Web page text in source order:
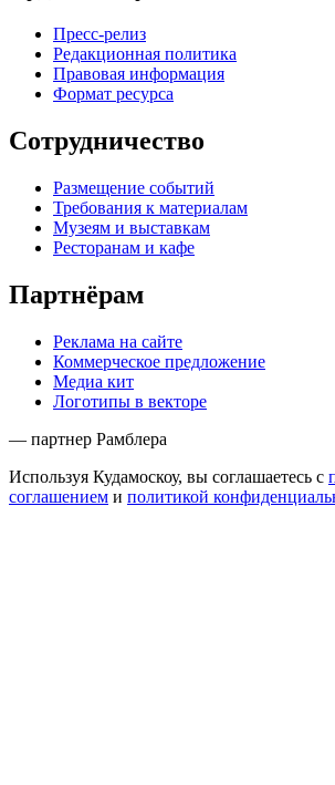
Пресс-релиз
Редакционная политика
Правовая информация
Формат ресурса
Сотрудничество
Размещение событий
Требования к материалам
Музеям и выставкам
Ресторанам и кафе
Партнёрам
Реклама на сайте
Коммерческое предложение
Медиа кит
Логотипы в векторе
— партнер Рамблера
Используя Кудамоскоу, вы соглашаетесь с
соглашением и политикой